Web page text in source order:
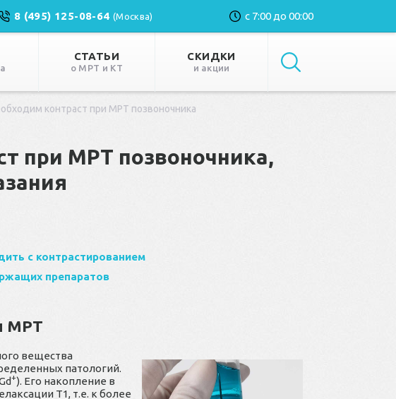
8 (495) 125-08-64(Москва) с 7:00 до 00:00
СТАТЬИ
о МРТ и КТ
СКИДКИ
и акции
контраст при МРТ позвоночника
при МРТ позвоночника,
с контрастированием
препаратов
МРТ
вещества
патологий.
+). Его накопление в
Т1, т.е. к более